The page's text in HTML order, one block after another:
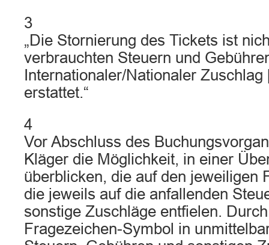
3
„Die Stornierung des Tickets ist
verbrauchten Steuern und
Internationaler/Nationaler
erstattet.“
4
Vor Abschluss des
Kläger die Möglichkeit, in einer
überblicken, die auf den jeweiligen
die jeweils auf die anfallenden
sonstige Zuschläge entfielen.
Fragezeichen-Symbol in